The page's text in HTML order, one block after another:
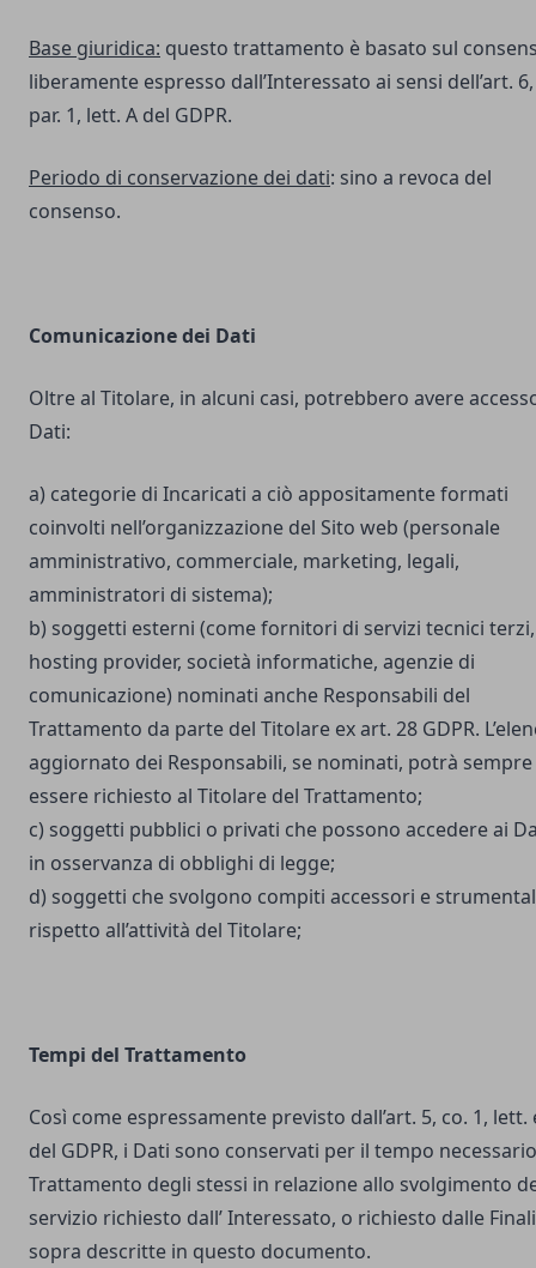
Base giuridica: questo trattamento è basato sul
liberamente espresso dall’Interessato ai sensi dell’art. 6,
par. 1, lett. A del GDPR.
Periodo di conservazione dei dati: sino a revoca del
consenso.
Comunicazione dei Dati
Oltre al Titolare, in alcuni casi, potrebbero avere
Dati:
a) categorie di Incaricati a ciò appositamente formati
coinvolti nell’organizzazione del Sito web (personale
amministrativo, commerciale, marketing, legali,
amministratori di sistema);
b) soggetti esterni (come fornitori di servizi tecnici terzi,
hosting provider, società informatiche, agenzie di
comunicazione) nominati anche Responsabili del
Trattamento da parte del Titolare ex art. 28 GDPR.
aggiornato dei Responsabili, se nominati, potrà sempre
essere richiesto al Titolare del Trattamento;
c) soggetti pubblici o privati che possono accedere ai
in osservanza di obblighi di legge;
d) soggetti che svolgono compiti accessori e
rispetto all’attività del Titolare;
Tempi del Trattamento
Così come espressamente previsto dall’art. 5, co. 1, lett.
del GDPR, i Dati sono conservati per il tempo
Trattamento degli stessi in relazione allo svolgimento
servizio richiesto dall’ Interessato, o richiesto dalle
sopra descritte in questo documento.